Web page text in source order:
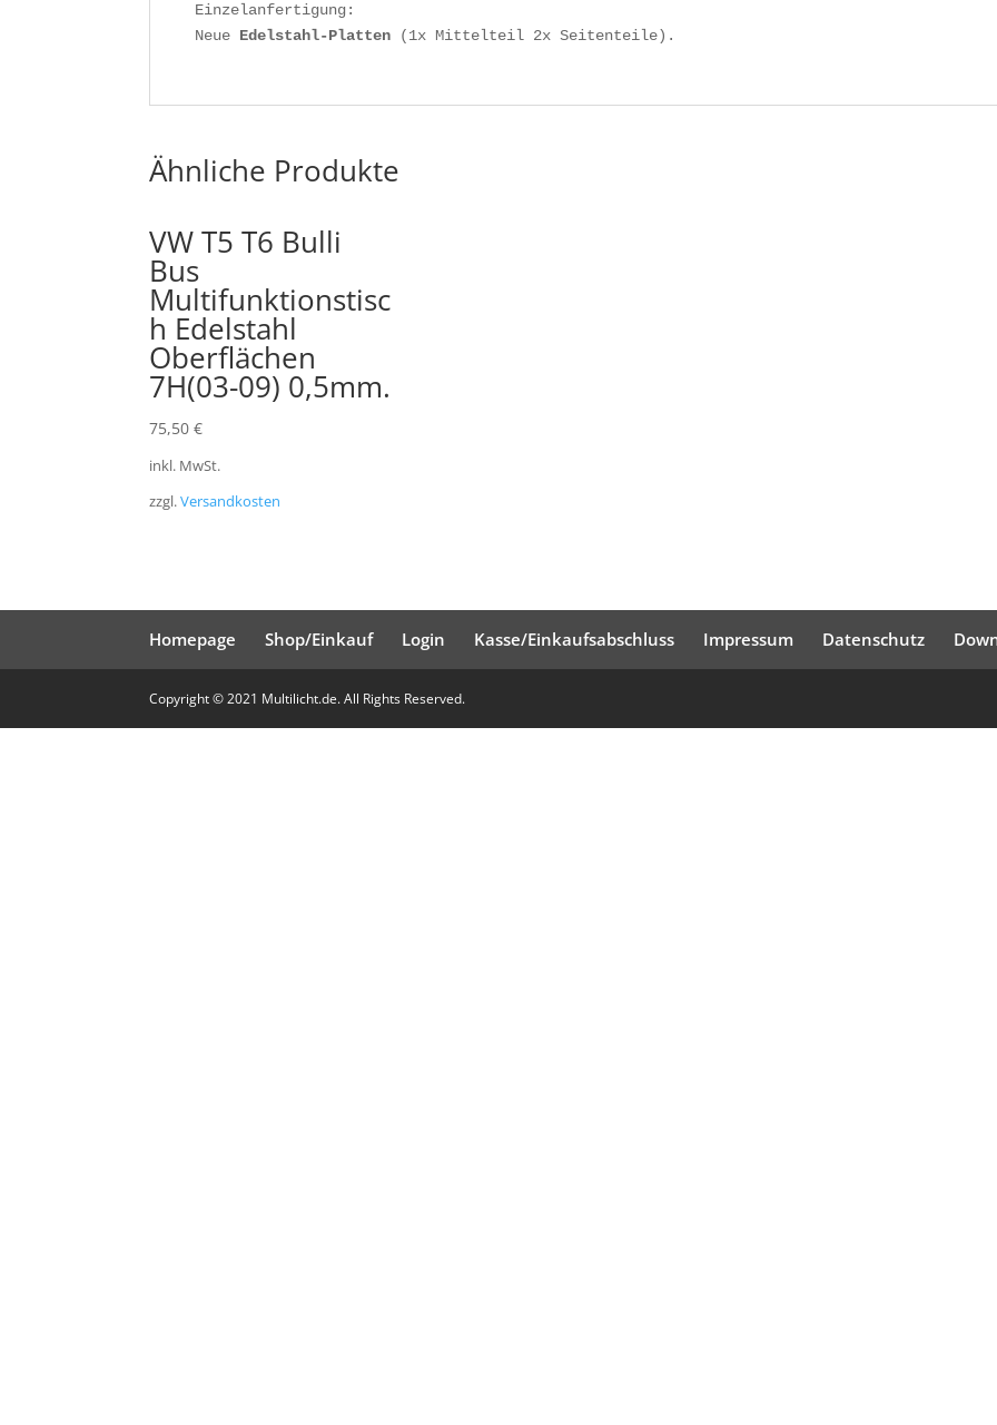
Einzelanfertigung:
Neue Edelstahl-Platten (1x Mittelteil 2x Seitenteile).
Ähnliche Produkte
VW T5 T6 Bulli
Bus
Multifunktionstisc
h Edelstahl
Oberflächen
7H(03-09) 0,5mm.
75,50€
inkl. MwSt.
zzgl.Versandkosten
Homepage Shop/Einkauf Login Kasse/Einkaufsabschluss Impressum Datenschutz
Copyright © 2021 Multilicht.de. All Rights Reserved.